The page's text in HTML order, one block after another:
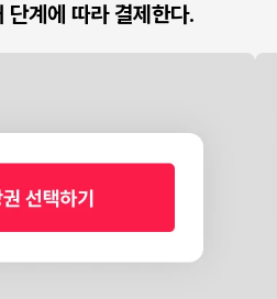
단계에 따라 결제한다.